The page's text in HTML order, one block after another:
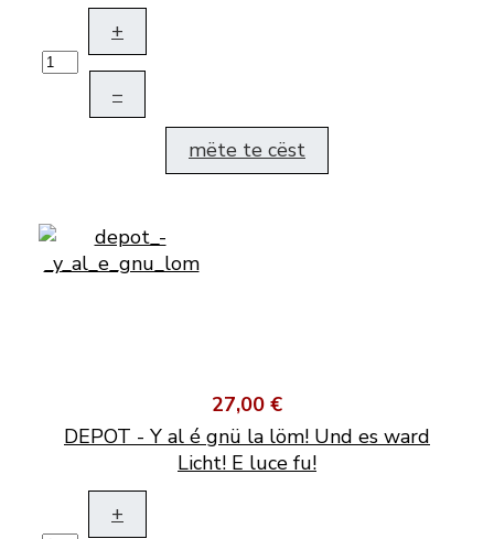
+
–
mëte te cëst
27,00 €
DEPOT - Y al é gnü la löm! Und es ward
Licht! E luce fu!
+